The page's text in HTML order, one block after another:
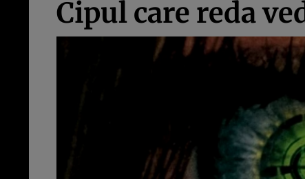
Cipul care reda